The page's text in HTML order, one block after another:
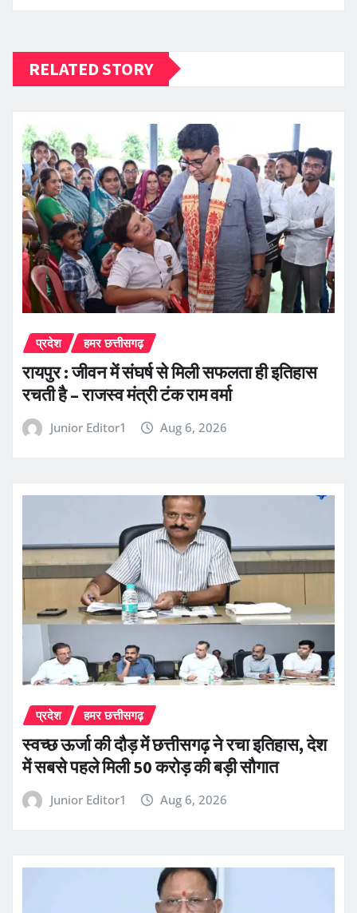
RELATED STORY
प्रदेश हमर छत्तीसगढ़
रायपुर : जीवन में संघर्ष से मिली सफलता ही इतिहास
रचती है – राजस्व मंत्री टंक राम वर्मा
Junior Editor1 Aug 6, 2026
प्रदेश हमर छत्तीसगढ़
स्वच्छ ऊर्जा की दौड़ में छत्तीसगढ़ ने रचा इतिहास, देश
में सबसे पहले मिली 50 करोड़ की बड़ी सौगात
Junior Editor1 Aug 6, 2026